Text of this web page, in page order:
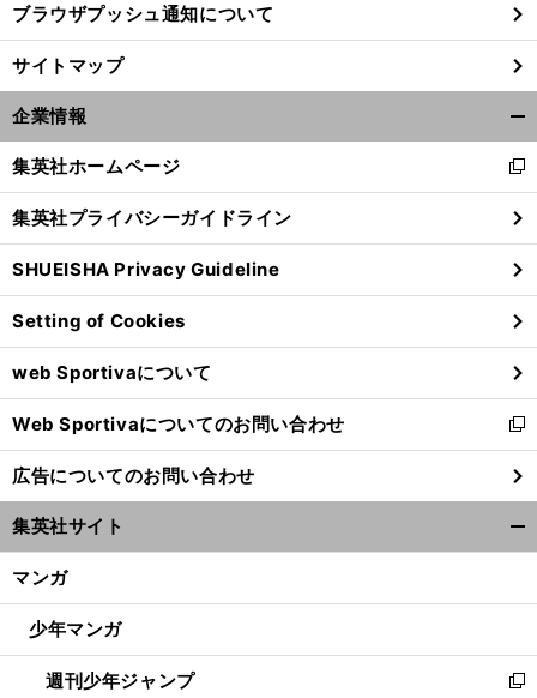
ブラウザプッシュ通知について
サイトマップ
企業情報
閉
る
集英社ホームページ
新
し
い
ウ
ィ
ン
ド
ウ
で
開
く
集英社プライバシーガイドライン
SHUEISHA Privacy Guideline
Setting of Cookies
web Sportivaについて
Web Sportivaについてのお問い合わせ
新
し
い
ウ
ィ
ン
ウ
開
く
広告についてのお問い合わせ
集英社サイト
マンガ
少年マンガ
週刊少年ジャンプ
新